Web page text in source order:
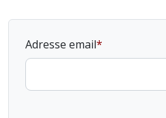
Adresse email